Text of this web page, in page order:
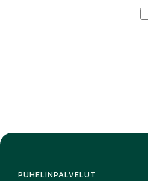
PUHELINPALVELUT